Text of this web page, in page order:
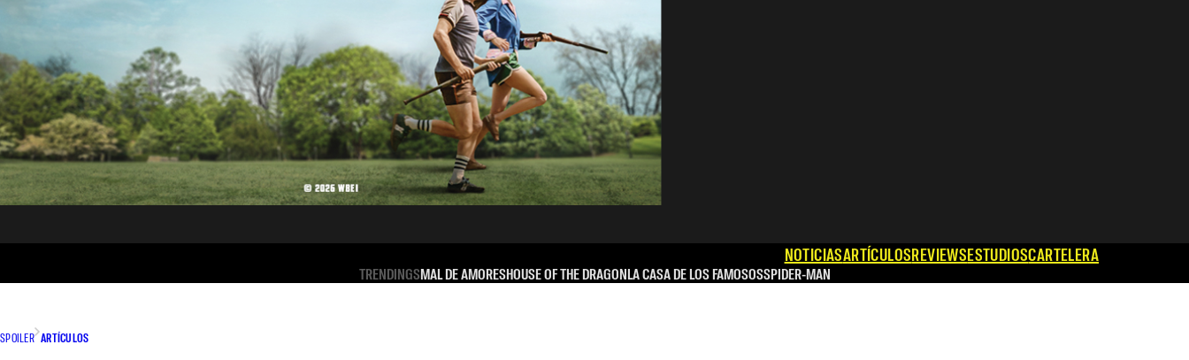
NOTICIASARTÍCULOSREVIEWSESTUDIOSCARTELERA
TRENDINGSMAL DE AMORESHOUSE OF THE DRAGONLA CASA DE LOS FAMOSOSSPIDER-MAN
SPOILER ARTÍCULOS